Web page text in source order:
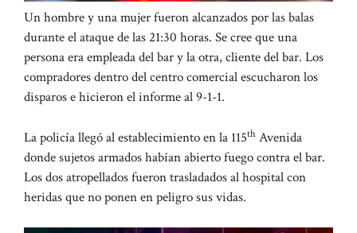
Un hombre y una mujer fueron alcanzados por las balas
durante el ataque de las 21:30 horas. Se cree que una
persona era empleada del bar y la otra, cliente del bar. Los
compradores dentro del centro comercial escucharon los
disparos e hicieron el informe al 9-1-1.
La policía llegó al establecimiento en la 115th Avenida
donde sujetos armados habían abierto fuego contra el bar.
Los dos atropellados fueron trasladados al hospital con
heridas que no ponen en peligro sus vidas.